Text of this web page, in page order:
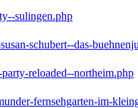
sulingen.php
schubert--das-
reloaded--northeim.php
fernsehgarten-im-